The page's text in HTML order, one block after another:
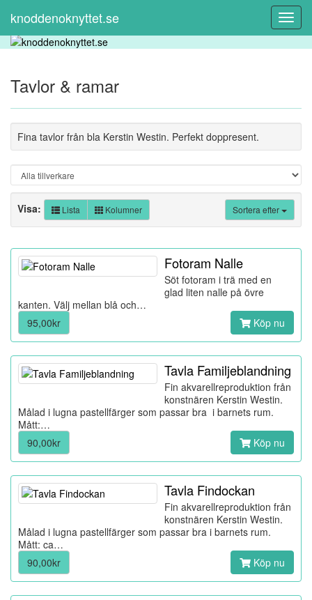
knoddenoknyttet.se
Tavlor & ramar
Fina tavlor från bla Kerstin Westin. Perfekt doppresent.
Sortera efter
Visa: Lista Kolumner
Fotoram Nalle
Söt fotoram i trä med en
glad liten nalle på övre
kanten. Välj mellan blå och…
95,00kr
Köp nu
Tavla Familjeblandning
Fin akvarellreproduktion från
konstnären Kerstin Westin.
Målad i lugna pastellfärger som passar bra i barnets rum.
Mått:…
90,00kr
Köp nu
Tavla Findockan
Fin akvarellreproduktion från
konstnären Kerstin Westin.
Målad i lugna pastellfärger som passar bra i barnets rum.
Mått: ca…
90,00kr
Köp nu